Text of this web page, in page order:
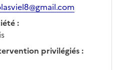
:
privilégiés: